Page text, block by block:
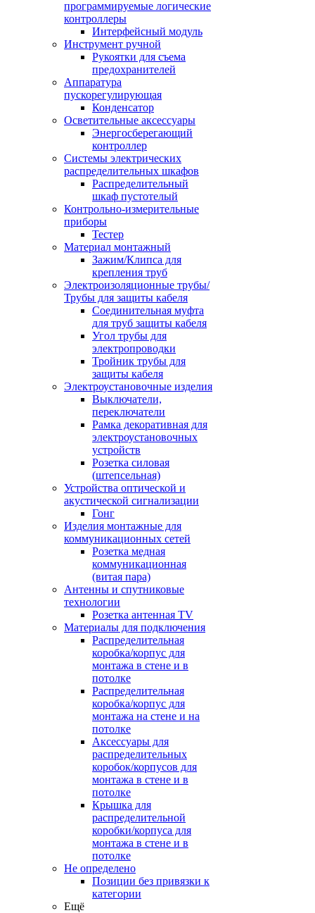
программируемые логические
контроллеры
Интерфейсный модуль
Инструмент ручной
Рукоятки для съема
предохранителей
Аппаратура
пускорегулирующая
Конденсатор
Осветительные аксессуары
Энергосберегающий
контроллер
Системы электрических
распределительных шкафов
Распределительный
шкаф пустотелый
Контрольно-измерительные
приборы
Тестер
Материал монтажный
Зажим/Клипса для
крепления труб
Электроизоляционные трубы/
Трубы для защиты кабеля
Соединительная муфта
для труб защиты кабеля
Угол трубы для
электропроводки
Тройник трубы для
защиты кабеля
Электроустановочные изделия
Выключатели,
переключатели
Рамка декоративная для
электроустановочных
устройств
Розетка силовая
(штепсельная)
Устройства оптической и
акустической сигнализации
Гонг
Изделия монтажные для
коммуникационных сетей
Розетка медная
коммуникационная
(витая пара)
Антенны и спутниковые
технологии
Розетка антенная TV
Материалы для подключения
Распределительная
коробка/корпус для
монтажа в стене и в
потолке
Распределительная
коробка/корпус для
монтажа на стене и на
потолке
Аксессуары для
распределительных
коробок/корпусов для
монтажа в стене и в
потолке
Крышка для
распределительной
коробки/корпуса для
монтажа в стене и в
потолке
Не определено
Позиции без привязки к
категории
Ещё